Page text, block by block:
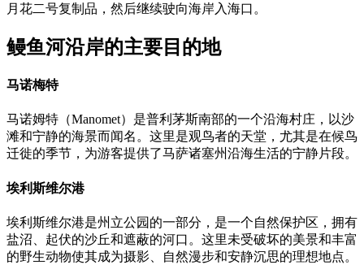
月花二号复制品，然后继续驶向海岸入海口。
鳗鱼河沿岸的主要目的地
马诺梅特
马诺姆特（Manomet）是普利茅斯南部的一个沿海村庄，以沙
滩和宁静的海景而闻名。这里是观鸟者的天堂，尤其是在候鸟
迁徙的季节，为游客提供了马萨诸塞州沿海生活的宁静片段。
埃利斯维尔港
埃利斯维尔港是州立公园的一部分，是一个自然保护区，拥有
盐沼、起伏的沙丘和遮蔽的河口。这里未受破坏的美景和丰富
的野生动物使其成为摄影、自然漫步和安静沉思的理想地点。